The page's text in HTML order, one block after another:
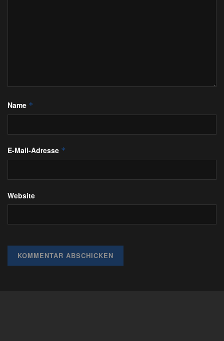
Name *
E-Mail-Adresse *
Website